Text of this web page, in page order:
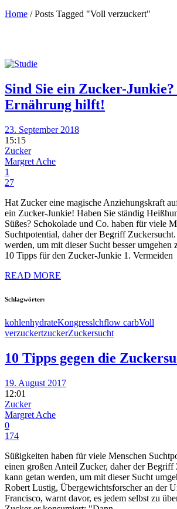
Home /Posts Tagged "Voll verzuckert"
Sind Sie ein Zucker-
Ernährung hilft!
23. September 2018
15:15
Zucker
Margret Ache
1
27
Hat Zucker eine magische Anziehungskraft
ein Zucker-Junkie! Haben Sie ständig
Süßes? Schokolade und Co. haben für viele
Suchtpotential, daher der Begriff Zuckersucht.
werden, um mit dieser Sucht besser umgehen
10 Tipps für den Zucker-Junkie 1. Vermeiden
READ MORE
Schlagwörter:
kohlenhydrateKongresslchflow carbVoll
verzuckertzuckerZuckersucht
10 Tipps gegen die
19. August 2017
12:01
Zucker
Margret Ache
0
174
Süßigkeiten haben für viele Menschen
einen großen Anteil Zucker, daher der Begriff
kann getan werden, um mit dieser Sucht
Robert Lustig, Übergewichtsforscher an der
Francisco, warnt davor, es jedem selbst zu